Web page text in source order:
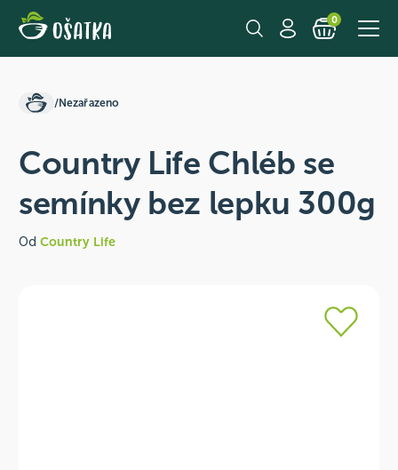
0
/Nezařazeno
Country Life Chléb se
semínky bez lepku 300g
Od Country Life